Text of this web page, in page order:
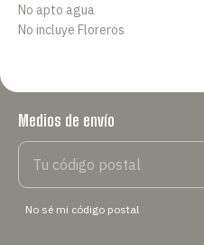
No apto agua
No incluye Floreros
ENTREGAS PARA EL CP:
Medios de envío
No sé mi código postal